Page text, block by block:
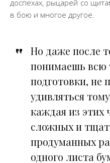
доспехах, рыцарей со
в бою и многое другое.
Но даже после
понимаешь всю
подготовки, не
удивляться
каждая из этих
сложных и
продуманных
одного листа